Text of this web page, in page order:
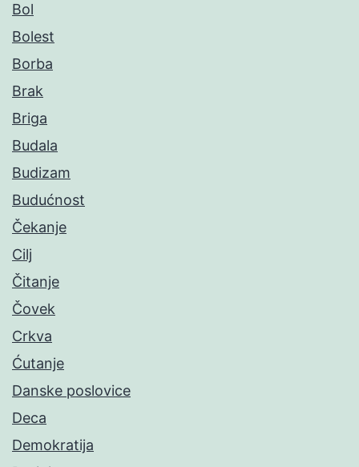
Bol
Bolest
Borba
Brak
Briga
Budala
Budizam
Budućnost
Čekanje
Cilj
Čitanje
Čovek
Crkva
Ćutanje
Danske poslovice
Deca
Demokratija